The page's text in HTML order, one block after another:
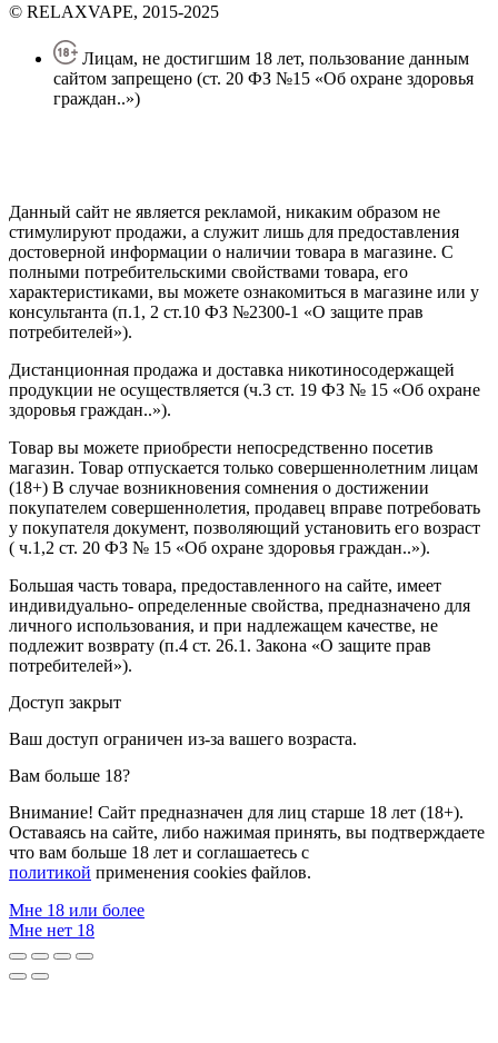
© RELAXVAPE, 2015-2025
Лицам, не достигшим 18 лет, пользование данным
сайтом запрещено (ст. 20 ФЗ №15 «Об охране здоровья
граждан..»)
Данный сайт не является рекламой, никаким образом не
стимулируют продажи, а служит лишь для предоставления
достоверной информации о наличии товара в магазине. С
полными потребительскими свойствами товара, его
характеристиками, вы можете ознакомиться в магазине или у
консультанта (п.1, 2 ст.10 ФЗ №2300-1 «О защите прав
потребителей»).
Дистанционная продажа и доставка никотиносодержащей
продукции не осуществляется (ч.3 ст. 19 ФЗ № 15 «Об охране
здоровья граждан..»).
Товар вы можете приобрести непосредственно посетив
магазин. Товар отпускается только совершеннолетним лицам
(18+) В случае возникновения сомнения о достижении
покупателем совершеннолетия, продавец вправе потребовать
у покупателя документ, позволяющий установить его возраст
( ч.1,2 ст. 20 ФЗ № 15 «Об охране здоровья граждан..»).
Большая часть товара, предоставленного на сайте, имеет
индивидуально- определенные свойства, предназначено для
личного использования, и при надлежащем качестве, не
подлежит возврату (п.4 ст. 26.1. Закона «О защите прав
потребителей»).
Доступ закрыт
Ваш доступ ограничен из-за вашего возраста.
Вам больше 18?
Внимание! Сайт предназначен для лиц старше 18 лет (18+).
Оставаясь на сайте, либо нажимая принять, вы подтверждаете
что вам больше 18 лет и соглашаетесь с
политикой применения cookies файлов.
Мне 18 или более
Мне нет 18